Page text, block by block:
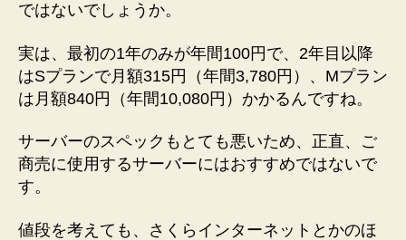
金
示
が
分
か
づ
ら
の
ではないでしょうか。
実は、最初の1年のみが年間100円で、2年目以降
はSプランで月額315円（年間3,780円）、Mプラン
は月額840円（年間10,080円）かかるんですね。
サーバーのスペックもとても悪いため、正直、ご
商売に使用するサーバーにはおすすめではないで
す。
値段を考えても、さくらインターネットとかのほ